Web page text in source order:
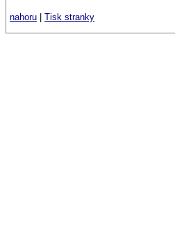
nahoru Tisk stranky